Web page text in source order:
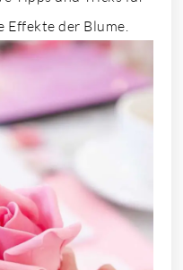
der Blume.